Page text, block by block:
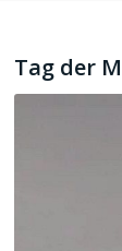
Tag der